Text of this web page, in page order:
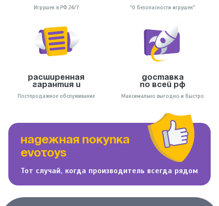
Игрушек в РФ 24/7 "О безопасности игрушек"
Расширенная
гарантия и
Постпродажное обслуживание
Доставка
по всей РФ
Максимально выгодно и быстро
НАДЕЖНАЯ ПОКУПКА
EVOTOYS
Тот случай, когда производитель всегда рядом